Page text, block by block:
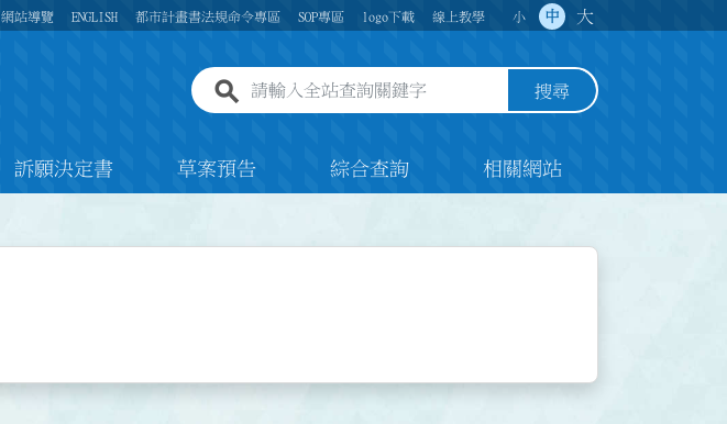
網站導覽 ENGLISH 都市計畫書法規命令專區 SOP專區 logo下載 線上教學 小 中 大
全站查詢關鍵字欄位 搜尋
訴願決定書 草案預告 綜合查詢 相關網站